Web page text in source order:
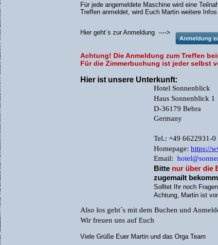
Für jede angemeldete Maschine wird eine
Treffen anmeldet, wird Euch Martin weitere
Hier geht´s zur Anmeldung  ---->
Achtung! Die Anmeldung zum Treffen
Für die Zimmerbuchung ist jeder selbst
Hier ist unsere Unterkunft:
Hotel Sonnenblick
Haus Sonnenblick 1
D-36179 Bebra
Germany
Tel.: +49 6622931-0
Homepage: https://
Email:
Bitte nur über die
zugemailt
Solltet Ihr noch
Achtung, Martin ist
Also los geht´s mit dem Buchen und
Wir freuen uns auf Euch
Viele Grüße Euer Martin und das Orga Team